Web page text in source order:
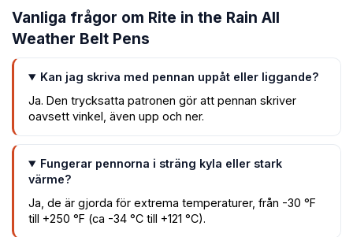
Vanliga frågor om Rite in the Rain All
Weather Belt Pens
Kan jag skriva med pennan uppåt eller liggande?
Ja. Den trycksatta patronen gör att pennan skriver
oavsett vinkel, även upp och ner.
Fungerar pennorna i sträng kyla eller stark
värme?
Ja, de är gjorda för extrema temperaturer, från -30 °F
till +250 °F (ca -34 °C till +121 °C).